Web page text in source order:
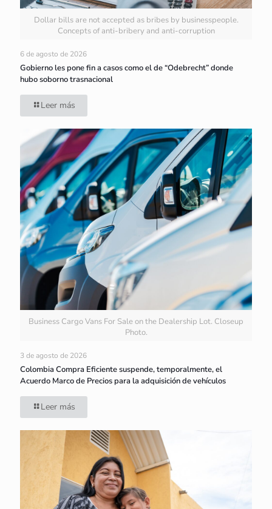
Dollar bills are not accepted as bribes by businesspeople.
Concepts of anti-bribery and anti-corruption
6 de agosto de 2026
Gobierno les pone fin a casos como el de “Odebrecht” donde
hubo soborno trasnacional
Leer más
Business Cargo Vans For Sale on the Dealership Lot. Closeup
Photo.
3 de agosto de 2026
Colombia Compra Eficiente suspende, temporalmente, el
Acuerdo Marco de Precios para la adquisición de vehículos
Leer más